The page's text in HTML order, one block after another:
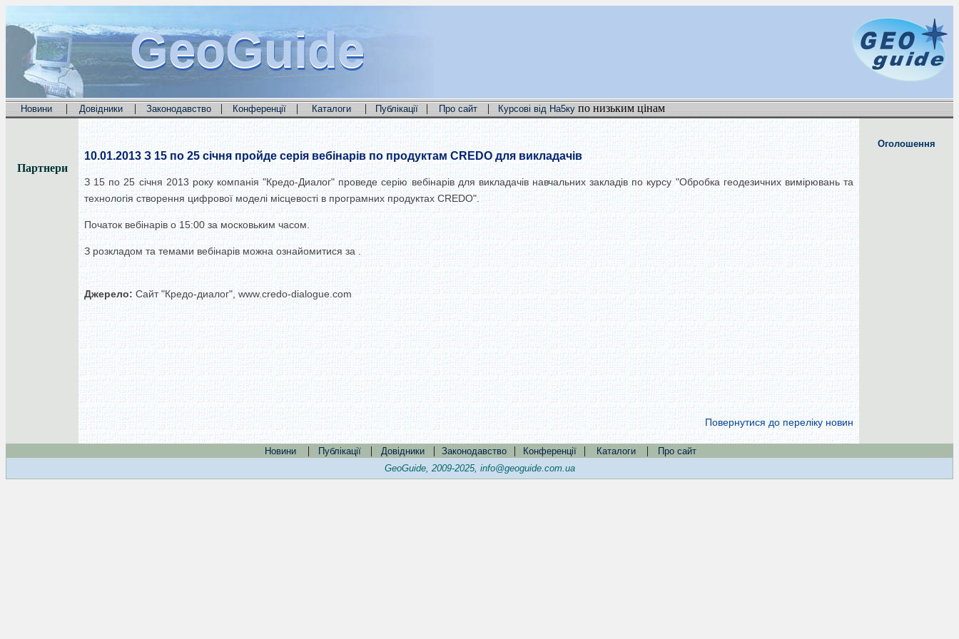
GeoGuide
GeoGuide
GeoGuide
Новини | Довідники | Законодавство | Конференції | Каталоги | Публікації | Про сайт | Курсові від На5ку по низьким цінам
Партнери
10.01.2013 З 15 по 25 січня пройде серія вебінарів по продуктам CREDO для викладачів
З 15 по 25 січня 2013 року компанія "Кредо-Диалог" проведе серію вебінарів для викладачів навчальних закладів по курсу "Обробка геодезичних вимірювань та
технологія створення цифрової моделі місцевості в програмних продуктах CREDO".
Початок вебінарів о 15:00 за московьким часом.
З розкладом та темами вебінарів можна ознайомитися за .
Джерело: Сайт "Кредо-диалог", www.credo-dialogue.com
Повернутися до переліку новин
Оголошення
Новини | Публікації | Довідники | Законодавство | Конференції | Каталоги |
Про сайт
GeoGuide, 2009-2025, info@geoguide.com.ua